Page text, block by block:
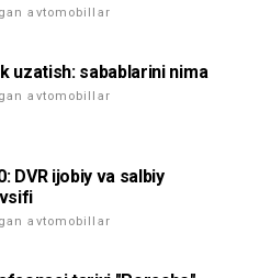
avtomobillar
uzatish: sabablarini nima
avtomobillar
DVR ijobiy va salbiy
avtomobillar